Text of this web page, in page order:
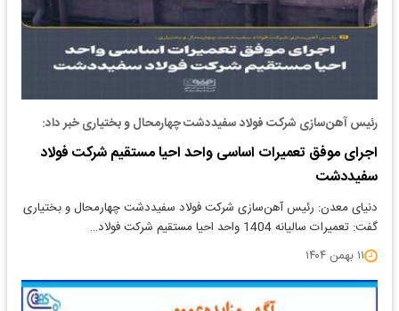
رئیس آهن‌سازی شرکت فولاد سفیددشت چهارمحال و بختیاری خبر داد:
اجرای موفق تعمیرات اساسی واحد احیا مستقیم شرکت فولاد
سفیددشت
دنیای معدن: رئیس آهن‌سازی شرکت فولاد سفیددشت چهارمحال و بختیاری
گفت: تعمیرات سالیانه 1404 واحد احیا مستقیم شرکت فولاد…
۱۱ بهمن ۱۴۰۴